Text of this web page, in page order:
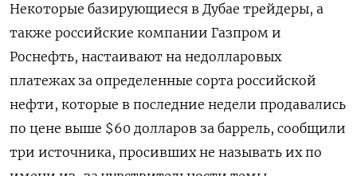
Некоторые базирующиеся в Дубае трейдеры, а
также российские компании Газпром и
Роснефть, настаивают на недолларовых
платежах за определенные сорта российской
нефти, которые в последние недели продавались
по цене выше $60 долларов за баррель, сообщили
три источника, просивших не называть их по